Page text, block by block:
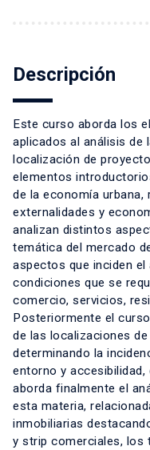
Descripción
Este curso aborda los
aplicados al análisis de
localización de
elementos
de la economía
externalidades y
analizan distintos
temática del mercado
aspectos que inciden
condiciones que se
comercio, servicios,
Posteriormente el
de las localizaciones
determinando la
entorno y accesibilidad,
aborda finalmente el
esta materia,
inmobiliarias
y strip comerciales, los